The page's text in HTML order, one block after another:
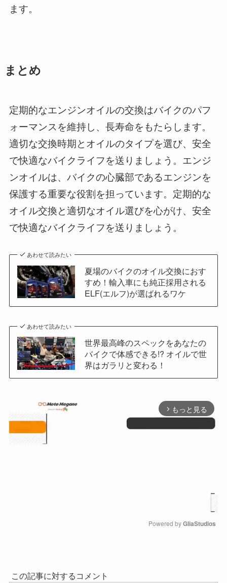
ます。
まとめ
定期的なエンジンオイルの交換はバイクのパフ
ォーマンスを維持し、長寿命をもたらします。
適切な交換時期とオイルのタイプを選び、安全
で快適なバイクライフを送りましょう。エンジ
ンオイルは、バイクの心臓部であるエンジンを
保護する重要な役割を担っています。定期的な
オイル交換と適切なオイル選びを心がけ、安全
で快適なバイクライフを送りましょう。
あわせて読みたい
夏場のバイクのオイル交換におす
すめ！輸入車にも純正採用される
ELF(エルフ)が選ばれるワケ
あわせて読みたい
世界最高峰のスペックをあなたの
バイクで体感できる!? オイルで世
界はガラリと変わる！
arrow_forward_ios もっと見る
Powered by GliaStudios